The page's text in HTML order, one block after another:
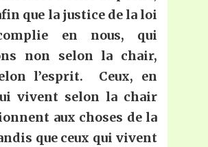
que la justice de la loi
en nous, qui
non selon la chair,
l’esprit. Ceux, en
vivent selon la chair
aux choses de la
que ceux qui vivent